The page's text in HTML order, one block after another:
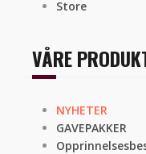
Store
VÅRE
NYHETER
GAVEPAKKER